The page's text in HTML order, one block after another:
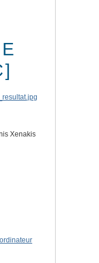
Xenakis